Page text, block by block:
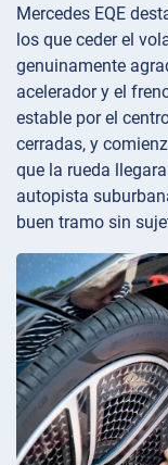
Mercedes EQE
los que ceder el
genuinamente
acelerador y el
estable por el
cerradas, y
que la rueda
autopista
buen tramo sin